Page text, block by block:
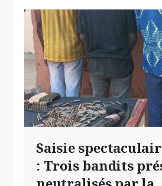
Saisie
: Trois bandits